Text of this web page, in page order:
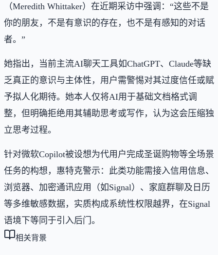
（Meredith Whittaker）在近期采访中强调：“这些不是
你的朋友，不是有意识的存在，也不是有感知的对话
者。”
她指出，当前主流AI聊天工具如ChatGPT、Claude等缺
乏真正的意识与主体性，用户需警惕对其过度信任或赋
予拟人化期待。她本人仅将AI用于基础文档格式调
整，但明确拒绝用其辅助思考或写作，认为这会压缩独
立思考过程。
针对微软Copilot被设想为代用户完成圣诞购物等全场景
任务的构想，惠特克警示：此类功能需接入信用信息、
浏览器、加密通讯应用（如Signal）、家庭群聊及日历
等多维敏感数据，实质构成系统性权限越界，在Signal
语境下等同于引入后门。
相关背景